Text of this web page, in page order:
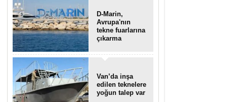
D-Marin,
Avrupa'nın
tekne fuarlarına
çıkarma
Van’da inşa
edilen teknelere
yoğun talep var